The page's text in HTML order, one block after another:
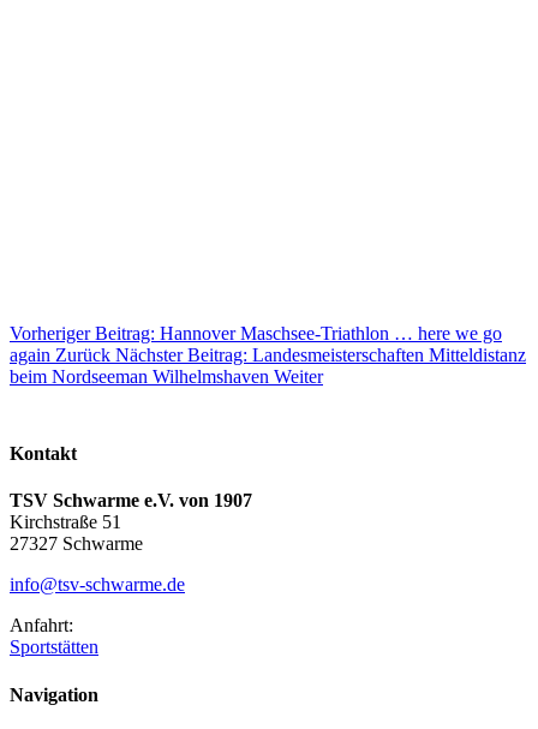
Vorheriger Beitrag: Hannover Maschsee-Triathlon … here we go
again Zurück Nächster Beitrag: Landesmeisterschaften Mitteldistanz
beim Nordseeman Wilhelmshaven Weiter
Kontakt
TSV Schwarme e.V. von 1907
Kirchstraße 51
27327 Schwarme
info@tsv-schwarme.de
Anfahrt:
Sportstätten
Navigation